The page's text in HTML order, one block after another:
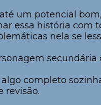
um potencial
essa história com
nela se
completo
revisão.